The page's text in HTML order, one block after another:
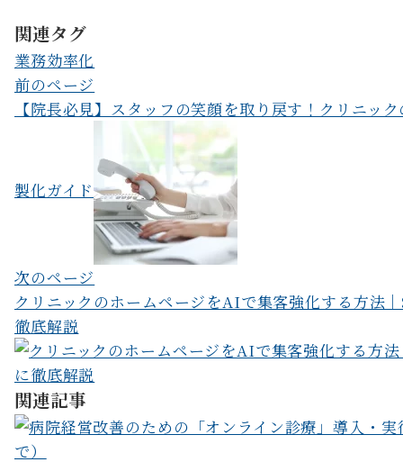
関連タグ
業務効率化
投
稿
ビ
シ
ョ
ン
前のページ
【院長必見】スタッフの笑顔を取り戻す！クリニッ
製化ガイド
次のページ
クリニックのホームページをAIで集客強化する方法
徹底解説
関連記事